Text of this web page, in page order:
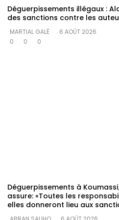
Déguerpissements illégaux :
des sanctions contre les
MARTIAL GALÉ
6 AOÛT 2026
0
0 0
Déguerpissements à
assure: «Toutes les
elles donneront lieu aux